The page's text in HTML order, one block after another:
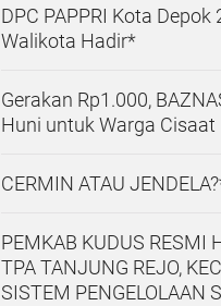
DPC PAPPRI Kota
Walikota Hadir*
Gerakan Rp1.000,
Huni untuk Warga Cisaat
CERMIN ATAU
PEMKAB KUDUS RESMI
TPA TANJUNG REJO,
SISTEM PENGELOLAAN